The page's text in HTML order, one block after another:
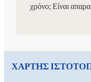
χρόνο; Είναι
ΧΑΡΤΗΣ